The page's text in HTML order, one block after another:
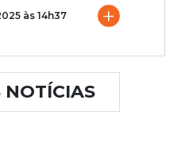
às 14h37 +
NOTÍCIAS